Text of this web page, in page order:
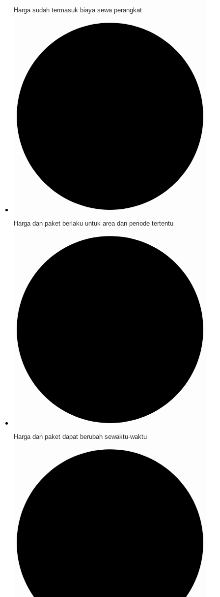
Harga sudah termasuk biaya sewa perangkat
Harga dan paket berlaku untuk area dan periode tertentu
Harga dan paket dapat berubah sewaktu-waktu